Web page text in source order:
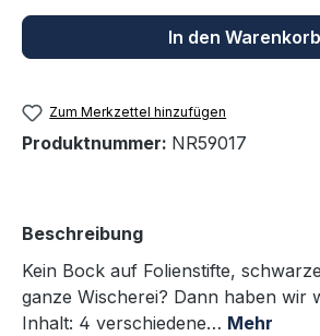
In den Warenkorb
Zum Merkzettel hinzufügen
Produktnummer: NR59017
Beschreibung
Kein Bock auf Folienstifte,
ganze Wischerei? Dann haben wir
Inhalt: 4 verschiedene… Mehr